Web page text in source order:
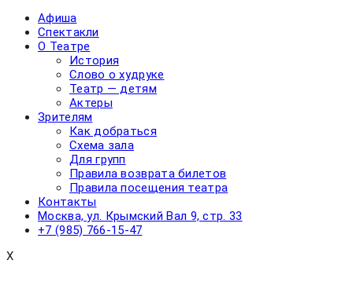
Афиша
Спектакли
О Театре
История
Слово о худруке
Театр — детям
Актеры
Зрителям
Как добраться
Схема зала
Для групп
Правила возврата билетов
Правила посещения театра
Контакты
Москва, ул. Крымский Вал 9, стр. 33
+7 (985) 766-15-47
X